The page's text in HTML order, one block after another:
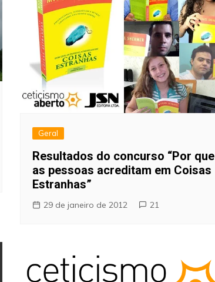
Geral
Resultados do concurso “Por que
as pessoas acreditam em Coisas
Estranhas”
29 de janeiro de 2012 21